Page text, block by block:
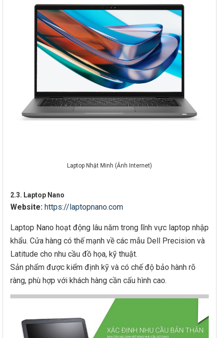
Laptop Nhật Minh (Ảnh Internet)
2.3. Laptop Nano
Website: https://laptopnano.com
Laptop Nano hoạt động lâu năm trong lĩnh vực laptop nhập
khẩu. Cửa hàng có thế mạnh về các mẫu Dell Precision và
Latitude cho nhu cầu đồ họa, kỹ thuật.
Sản phẩm được kiểm định kỹ và có chế độ bảo hành rõ
ràng, phù hợp với khách hàng cần cấu hình cao.